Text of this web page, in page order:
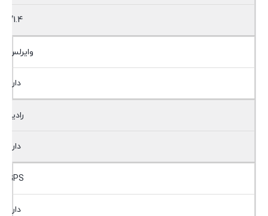
V1.4
وایرلس
دارد
رادیو
دارد
GPS
دارد